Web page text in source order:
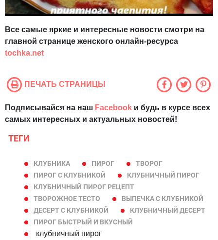
Все самые яркие и интересные новости смотри на
главной странице женского онлайн-ресурса
tochka.net
ПЕЧАТЬ СТРАНИЦЫ
Подписывайся на наш Facebook и будь в курсе всех
самых интересных и актуальных новостей!
ТЕГИ
КЛУБНИКА ПИРОГ
ТВОРОГ
ПИРОГ С КЛУБНИКОЙ
КЛУБНИЧНЫЙ ПИРОГ
КЛУБНИЧНЫЙ ПИРОГ РЕЦЕПТ
ТВОРОЖНОЕ ТЕСТО
ВЫПЕЧКА С КЛУБНИКОЙ
ДЕСЕРТ С КЛУБНИКОЙ
КЛУБНИЧНЫЙ ДЕСЕРТ
ПИРОГ БЫСТРЫЙ И ВКУСНЫЙ
клубничный пирог